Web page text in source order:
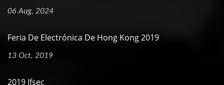
06 Aug, 2024
Feria De Electrónica De Hong Kong 2019
13 Oct, 2019
2019 Ifsec